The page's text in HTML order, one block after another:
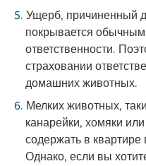
Ущерб, причиненный
покрывается
ответственности.
страховании
домашних животных.
Мелких животных,
канарейки, хомяки
содержать в квартире
Однако, если вы